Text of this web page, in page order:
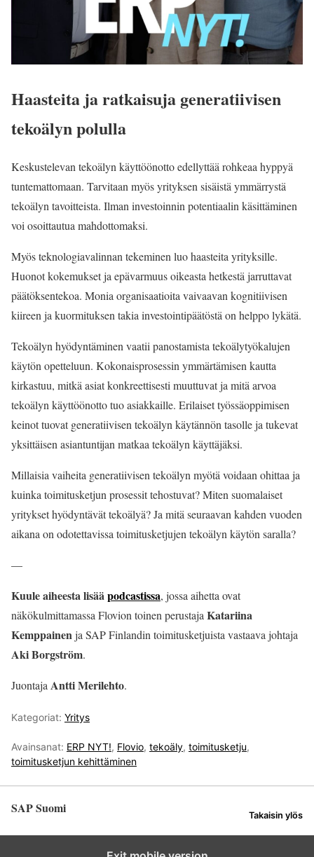
Haasteita ja ratkaisuja generatiivisen
tekoälyn polulla
Keskustelevan tekoälyn käyttöönotto edellyttää rohkeaa hyppyä
tuntemattomaan. Tarvitaan myös yrityksen sisäistä ymmärrystä
tekoälyn tavoitteista. Ilman investoinnin potentiaalin käsittäminen
voi osoittautua mahdottomaksi.
Myös teknologiavalinnan tekeminen luo haasteita yrityksille.
Huonot kokemukset ja epävarmuus oikeasta hetkestä jarruttavat
päätöksentekoa. Monia organisaatioita vaivaavan kognitiivisen
kiireen ja kuormituksen takia investointipäätöstä on helppo lykätä.
Tekoälyn hyödyntäminen vaatii panostamista tekoälytyökalujen
käytön opetteluun. Kokonaisprosessin ymmärtämisen kautta
kirkastuu, mitkä asiat konkreettisesti muuttuvat ja mitä arvoa
tekoälyn käyttöönotto tuo asiakkaille. Erilaiset työssäoppimisen
keinot tuovat generatiivisen tekoälyn käytännön tasolle ja tukevat
yksittäisen asiantuntijan matkaa tekoälyn käyttäjäksi.
Millaisia vaiheita generatiivisen tekoälyn myötä voidaan ohittaa ja
kuinka toimitusketjun prosessit tehostuvat? Miten suomalaiset
yritykset hyödyntävät tekoälyä? Ja mitä seuraavan kahden vuoden
aikana on odotettavissa toimitusketjujen tekoälyn käytön saralla?
—
Kuule aiheesta lisääpodcastissa, jossa aihetta ovat
näkökulmittamassa Flovion toinen perustaja Katariina
Kemppainenja SAP Finlandin toimitusketjuista vastaava johtaja
Aki Borgström.
Juontaja Antti Merilehto.
Kategoriat: Yritys
Avainsanat: ERP NYT!, Flovio, tekoäly, toimitusketju,
toimitusketjun kehittäminen
SAP Suomi Takaisin ylös